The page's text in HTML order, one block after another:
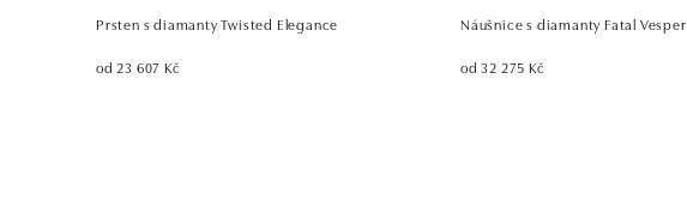
Prsten s diamanty Twisted Elegance
od 23 607 Kč
Náušnice s diamanty Fatal Vesper
od 32 275 Kč